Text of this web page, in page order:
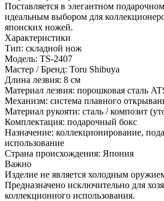
Поставляется в элегантном
идеальным выбором для
японских ножей.
Характеристики
Тип: складной нож
Модель: TS-2407
Мастер / Бренд: Toru Shibuya
Длина лезвия: 8 см
Материал лезвия: порошковая сталь
Механизм: система плавного
Материал рукояти: сталь / композит
Комплектация: подарочный бокс
Назначение: коллекционирование,
использование
Страна происхождения: Япония
Важно
Изделие не является холодным
Предназначено исключительно для
коллекционного использования.